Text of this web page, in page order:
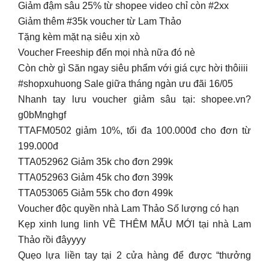
Giảm đậm sâu 25% từ shopee video chỉ còn #2xx
Giảm thêm #35k voucher từ Lam Thảo
Tặng kèm mặt nạ siêu xịn xò
Voucher Freeship đến mọi nhà nữa đó nè
Còn chờ gì Săn ngay siêu phẩm với giá cực hời thôiiii
#shopxuhuong Sale giữa tháng ngàn ưu đãi 16/05
Nhanh tay lưu voucher giảm sâu tại: shopee.vn?
g0bMnghgf
TTAFM0502 giảm 10%, tối đa 100.000đ cho đơn từ
199.000đ
TTA052962 Giảm 35k cho đơn 299k
TTA052963 Giảm 45k cho đơn 399k
TTA053065 Giảm 55k cho đơn 499k
Voucher độc quyền nhà Lam Thảo Số lượng có hạn
Kẹp xinh lung linh VỀ THÊM MẪU MỚI tại nhà Lam
Thảo rồi đâyyyy
Quẹo lựa liền tay tại 2 cửa hàng để được “thưởng